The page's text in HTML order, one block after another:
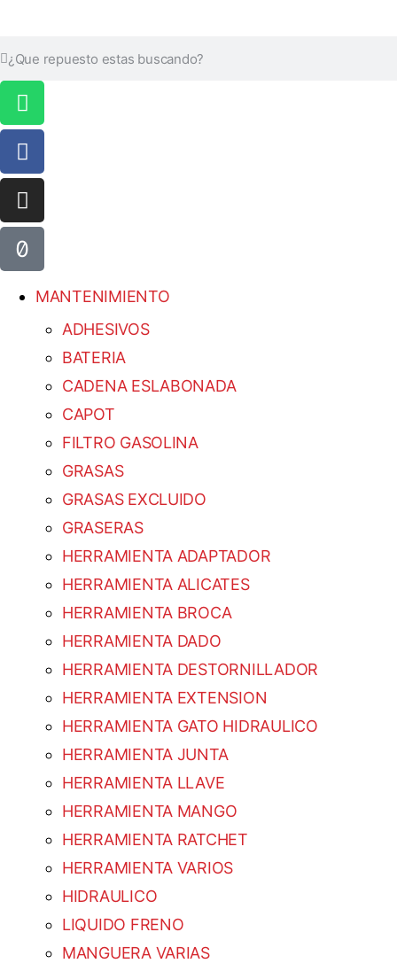
MANTENIMIENTO
ADHESIVOS
BATERIA
CADENA ESLABONADA
CAPOT
FILTRO GASOLINA
GRASAS
GRASAS EXCLUIDO
GRASERAS
HERRAMIENTA ADAPTADOR
HERRAMIENTA ALICATES
HERRAMIENTA BROCA
HERRAMIENTA DADO
HERRAMIENTA DESTORNILLADOR
HERRAMIENTA EXTENSION
HERRAMIENTA GATO HIDRAULICO
HERRAMIENTA JUNTA
HERRAMIENTA LLAVE
HERRAMIENTA MANGO
HERRAMIENTA RATCHET
HERRAMIENTA VARIOS
HIDRAULICO
LIQUIDO FRENO
MANGUERA VARIAS